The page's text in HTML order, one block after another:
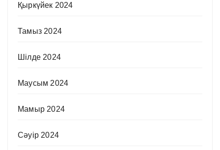
Қыркүйек 2024
Тамыз 2024
Шілде 2024
Маусым 2024
Мамыр 2024
Сәуір 2024